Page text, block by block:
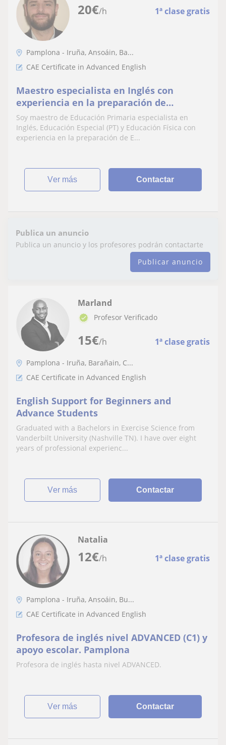
20€/h 1ª clase gratis
Pamplona - Iruña, Ansoáin, Ba...
CAE Certificate in Advanced English
Maestro especialista en Inglés con
experiencia en la preparación de
Exámenes Oficiales
Soy maestro de Educación Primaria especialista en
Inglés, Educación Especial (PT) y Educación Física con
experiencia en la preparación de E...
ver más Contactar
Publica un anuncio
Publica un anuncio y los profesores podrán contactarte
Publicar anuncio
15€/h 1ª clase gratis
Marland
Profesor Verificado
Pamplona - Iruña, Barañain, C...
CAE Certificate in Advanced English
English Support for Beginners and
Advance Students
Graduated with a Bachelors in Exercise Science from
Vanderbilt University (Nashville TN). I have over eight
years of professional experienc...
ver más Contactar
12€/h 1ª clase gratis
Natalia
Pamplona - Iruña, Ansoáin, Bu...
CAE Certificate in Advanced English
Profesora de inglés nivel ADVANCED (C1) y
apoyo escolar. Pamplona
Profesora de inglés hasta nivel ADVANCED.
ver más Contactar